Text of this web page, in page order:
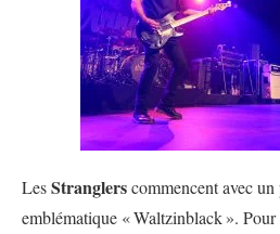
LesStranglerscommencent avec
emblématique «Waltzinblack».